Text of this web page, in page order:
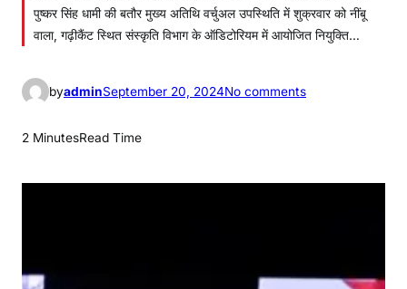
पुष्कर सिंह धामी की बतौर मुख्य अतिथि वर्चुअल उपस्थिति में शुक्रवार को नींबू
वाला, गढ़ीकैंट स्थित संस्कृति विभाग के ऑडिटोरियम में आयोजित नियुक्ति…
byadminSeptember 20, 2024No commentso
2 MinutesRead Time